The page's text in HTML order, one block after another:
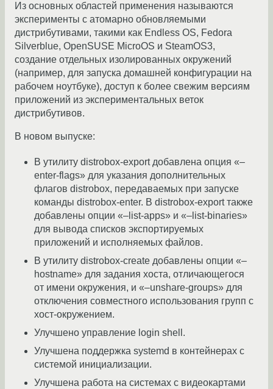
Из основных областей применения называются
эксперименты с атомарно обновляемыми
дистрибутивами, такими как Endless OS, Fedora
Silverblue, OpenSUSE MicroOS и SteamOS3,
создание отдельных изолированных окружений
(например, для запуска домашней конфигурации на
рабочем ноутбуке), доступ к более свежим версиям
приложений из экспериментальных веток
дистрибутивов.
В новом выпуске:
В утилиту distrobox-export добавлена опция «–
enter-flags» для указания дополнительных
флагов distrobox, передаваемых при запуске
команды distrobox-enter. В distrobox-export также
добавлены опции «–list-apps» и «–list-binaries»
для вывода списков экспортируемых
приложений и исполняемых файлов.
В утилиту distrobox-create добавлены опции «–
hostname» для задания хоста, отличающегося
от имени окружения, и «–unshare-groups» для
отключения совместного использования групп с
хост-окружением.
Улучшено управление login shell.
Улучшена поддержка systemd в контейнерах с
системой инициализации.
Улучшена работа на системах с видеокартами